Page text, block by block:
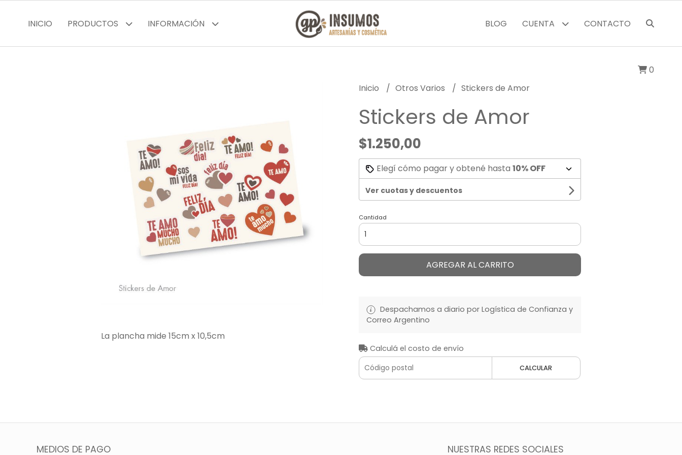
INICIO PRODUCTOS INFORMACIÓN BLOG CUENTA CONTACTO
0
La plancha mide 15cm x 10,5cm
Inicio Otros Varios Stickers de Amor
Stickers de Amor
$1.250,00
Elegí cómo pagar y obtené hasta 10% OFF
Ver cuotas y descuentos
Cantidad
AGREGAR AL CARRITO
Despachamos a diario por Logística de Confianza y
Correo Argentino
Calculá el costo de envío
CALCULAR
MEDIOS DE PAGO NUESTRAS REDES SOCIALES